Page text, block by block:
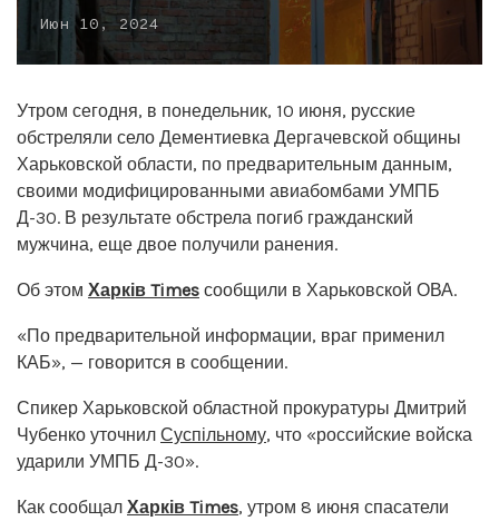
Июн 10, 2024
Утром сегодня, в понедельник, 10 июня, русские
обстреляли село Дементиевка Дергачевской общины
Харьковской области, по предварительным данным,
своими модифицированными авиабомбами УМПБ
Д-30. В результате обстрела погиб гражданский
мужчина, еще двое получили ранения.
Об этом Харків Times сообщили в Харьковской ОВА.
«По предварительной информации, враг применил
КАБ», — говорится в сообщении.
Спикер Харьковской областной прокуратуры Дмитрий
Чубенко уточнил Суспільному, что «российские войска
ударили УМПБ Д-30».
Как сообщал Харків Times, утром 8 июня спасатели